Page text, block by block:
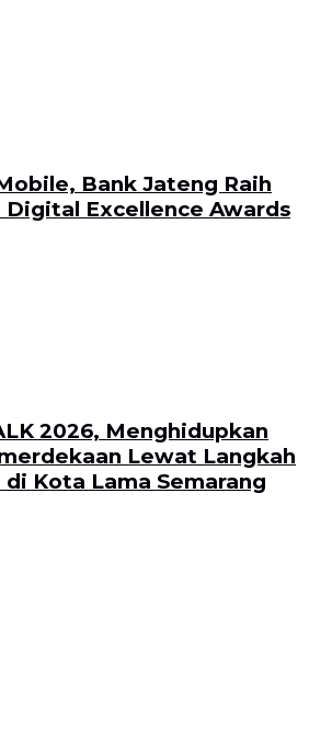
Bank Jateng Raih
Digital Excellence Awards
2026, Menghidupkan
Lewat Langkah
Kota Lama Semarang